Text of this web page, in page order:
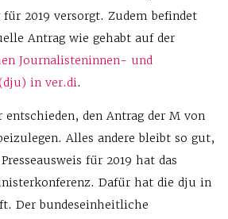
für 2019 versorgt. Zudem befindet
Antrag wie gehabt auf der
Journalisteninnen- und
in ver.di.
entschieden, den Antrag der M von
Alles andere bleibt so gut,
für 2019 hat das
Dafür hat die dju in
Der bundeseinheitliche